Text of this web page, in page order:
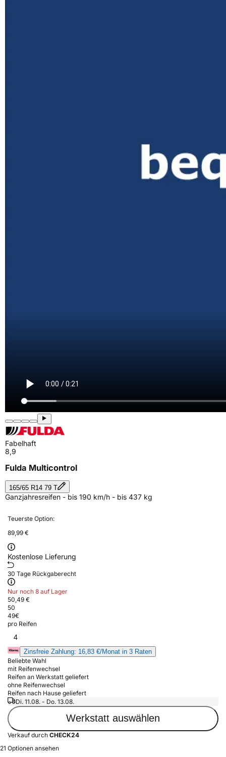
Fabelhaft
8,9
Fulda Multicontrol
165/65 R14 79 T
Ganzjahresreifen - bis 190 km/h - bis 437 kg
Teuerste Option:
89,99 €
Kostenlose Lieferung
30 Tage Rückgaberecht
Nur noch 8 auf Lager
50,49 €
50
49€
pro Reifen
4
Zinsfreie Zahlung: 16,83 €/Monat in 3 Raten
Beliebte Wahl
mit Reifenwechsel
Reifen an Werkstatt geliefert
ohne Reifenwechsel
Reifen nach Hause geliefert
Di. 11.08. - Do. 13.08.
Werkstatt auswählen
Verkauf durch CHECK24
21 Optionen ansehen